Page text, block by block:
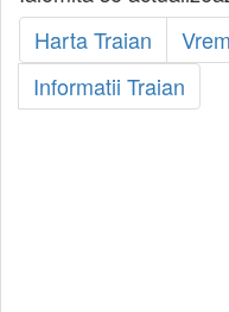
Harta Traian
Informatii Traian